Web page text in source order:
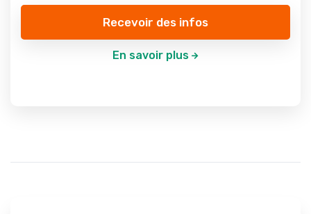
Recevoir des infos
En savoir plus